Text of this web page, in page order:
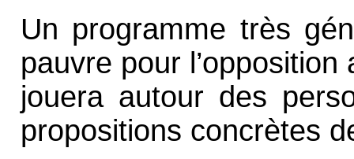
Un programme très
pauvre pour
jouera autour des
propositions concrètes